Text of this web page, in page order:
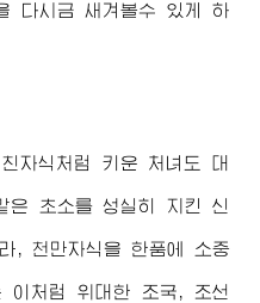
다시금 새겨볼수 있게 하
자식처럼 키운 처녀도 대
은 초소를 성실히 지킨 신
, 천만자식을 한품에 소중
이처럼 위대한 조국, 조선